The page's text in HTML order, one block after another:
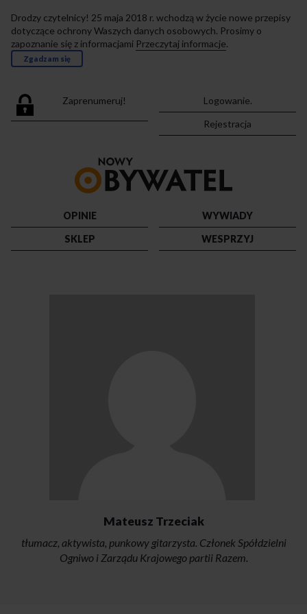
Drodzy czytelnicy! 25 maja 2018 r. wchodzą w życie nowe przepisy
dotyczące ochrony Waszych danych osobowych. Prosimy o
zapoznanie się z informacjami Przeczytaj informacje.
Zgadzam się
Zaprenumeruj!
Logowanie.
Rejestracja
strony
OPINIE
WYWIADY
SKLEP
WESPRZYJ
Mateusz Trzeciak
tłumacz, aktywista, punkowy gitarzysta. Członek Spółdzielni
Ogniwo i Zarządu Krajowego partii Razem.